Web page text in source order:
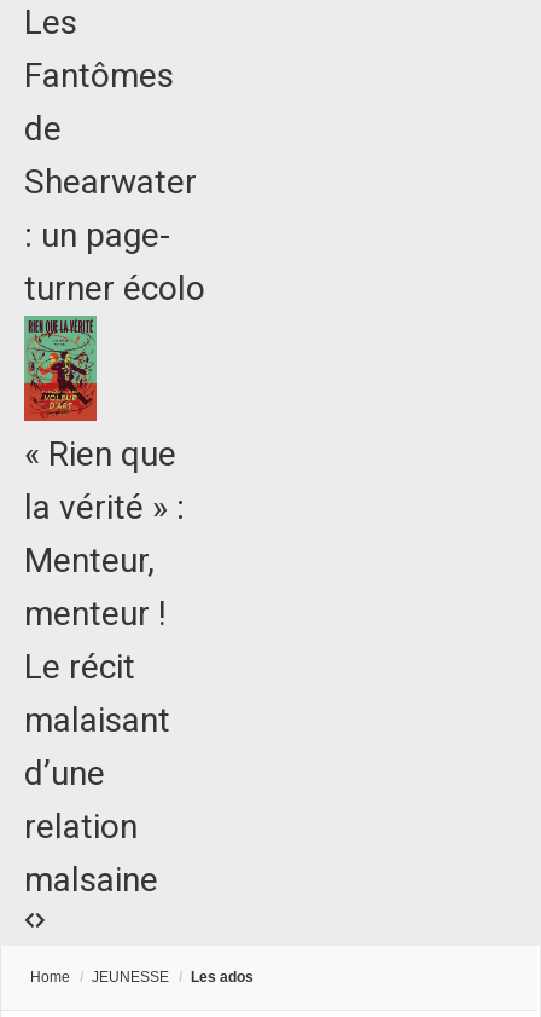
Les
Fantômes
de
Shearwater
: un page-
turner écolo
« Rien que
la vérité » :
Menteur,
menteur !
Le récit
malaisant
d’une
relation
malsaine
Home / JEUNESSE / Les ados